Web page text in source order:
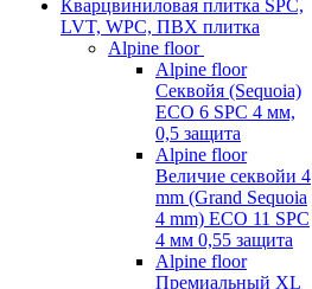
Кварцвиниловая плитка SPC,
LVT, WPC, ПВХ плитка
Alpine floor
Alpine floor
Секвойя (Sequoia)
ECO 6 SPC 4 мм,
0,5 защита
Alpine floor
Величие секвойи 4
mm (Grand Sequoia
4 mm) ECO 11 SPC
4 мм 0,55 защита
Alpine floor
Премиальный XL